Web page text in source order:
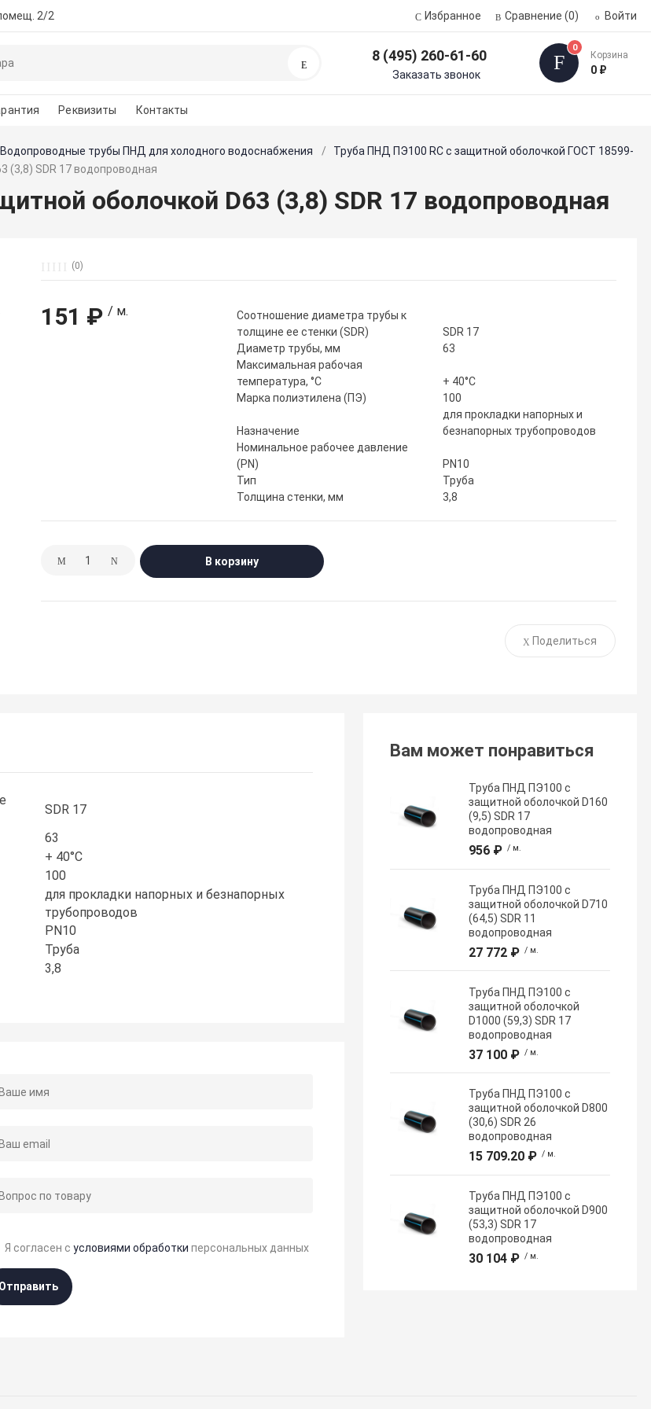
2/2 Избранное Сравнение (0) Войти
Поиск 8 (495) 260-61-60
Заказать звонок
0
Корзина
0 ₽
Реквизиты Контакты
Водопроводные трубы ПНД для холодного водоснабжения
Труба ПНД ПЭ100 RC с защитной оболочкой ГОСТ 18599-
(3,8) SDR 17 водопроводная
оболочкой D63 (3,8) SDR 17 водопроводная
(0)
151 ₽ / м.
Cоотношение диаметра трубы к
толщине ее стенки (SDR)
SDR 17
Диаметр трубы, мм
63
Максимальная рабочая
температура, °С
+ 40°С
Марка полиэтилена (ПЭ)
100
Назначение
для прокладки напорных и
безнапорных трубопроводов
Номинальное рабочее давление
(PN)
PN10
Тип
Труба
Толщина стенки, мм
3,8
В корзину
Поделиться
SDR 17
63
+ 40°С
100
для прокладки напорных и безнапорных
трубопроводов
PN10
Труба
3,8
Я согласен с условиями обработки персональных данных
Отправить
Вам может понравиться
Труба ПНД ПЭ100 с
защитной оболочкой D160
(9,5) SDR 17
водопроводная
956 ₽ / м.
Труба ПНД ПЭ100 с
защитной оболочкой D710
(64,5) SDR 11
водопроводная
27 772 ₽ / м.
Труба ПНД ПЭ100 с
защитной оболочкой
D1000 (59,3) SDR 17
водопроводная
37 100 ₽ / м.
Труба ПНД ПЭ100 с
защитной оболочкой D800
(30,6) SDR 26
водопроводная
15 709.20 ₽ / м.
Труба ПНД ПЭ100 с
защитной оболочкой D900
(53,3) SDR 17
водопроводная
30 104 ₽ / м.